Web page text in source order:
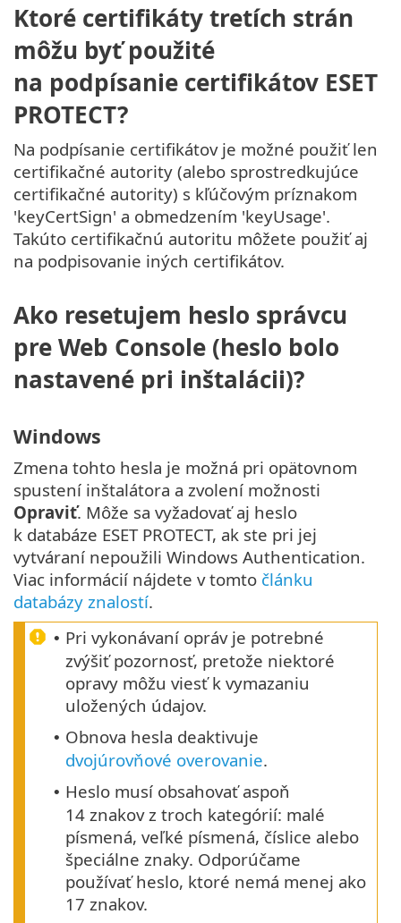
Ktoré certifikáty tretích strán
môžu byť použité
na podpísanie certifikátov ESET
PROTECT?
Na podpísanie certifikátov je možné použiť len
certifikačné autority (alebo sprostredkujúce
certifikačné autority) s kľúčovým príznakom
'keyCertSign' a obmedzením 'keyUsage'.
Takúto certifikačnú autoritu môžete použiť aj
na podpisovanie iných certifikátov.
Ako resetujem heslo správcu
pre Web Console (heslo bolo
nastavené pri inštalácii)?
Windows
Zmena tohto hesla je možná pri opätovnom
spustení inštalátora a zvolení možnosti
Opraviť. Môže sa vyžadovať aj heslo
k databáze ESET PROTECT, ak ste pri jej
vytváraní nepoužili Windows Authentication.
Viac informácií nájdete v tomto článku
databázy znalostí.
• Pri vykonávaní opráv je potrebné
zvýšiť pozornosť, pretože niektoré
opravy môžu viesť k vymazaniu
uložených údajov.
• Obnova hesla deaktivuje
dvojúrovňové overovanie.
• Heslo musí obsahovať aspoň
14 znakov z troch kategórií: malé
písmená, veľké písmená, číslice alebo
špeciálne znaky. Odporúčame
používať heslo, ktoré nemá menej ako
17 znakov.